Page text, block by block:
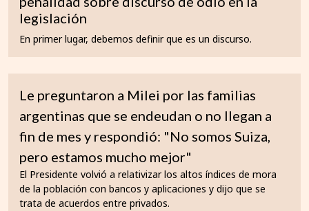
legislación
En primer lugar, debemos definir que es un discurso.
Le preguntaron a Milei por las familias
argentinas que se endeudan o no llegan a
fin de mes y respondió: "No somos Suiza,
pero estamos mucho mejor"
El Presidente volvió a relativizar los altos índices de mora
de la población con bancos y aplicaciones y dijo que se
trata de acuerdos entre privados.